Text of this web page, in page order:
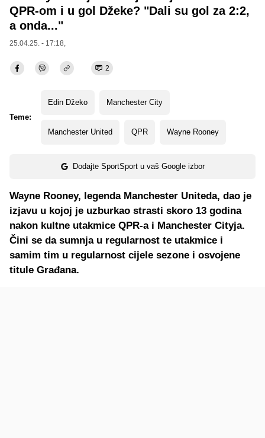
QPR-om i u gol Džeke? "Dali su gol za 2:2,
a onda..."
25.04.25. - 17:18,
2
Teme:
Edin Džeko Manchester City
Manchester United QPR Wayne Rooney
Dodajte SportSport u vaš Google izbor
Wayne Rooney, legenda Manchester Uniteda, dao je
izjavu u kojoj je uzburkao strasti skoro 13 godina
nakon kultne utakmice QPR-a i Manchester Cityja.
Čini se da sumnja u regularnost te utakmice i
samim tim u regularnost cijele sezone i osvojene
titule Građana.